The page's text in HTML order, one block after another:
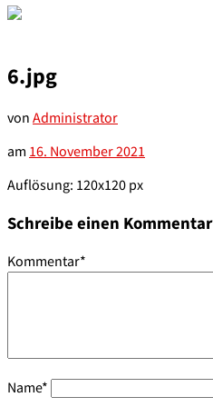
6.jpg
vonAdministrator
am16. November 2021
Auflösung: 120x120 px
Schreibe einen Kommentar
Kommentar*
Name*